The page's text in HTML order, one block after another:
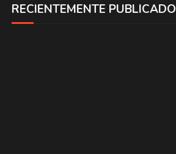
RECIENTEMENTE PUBLICADO